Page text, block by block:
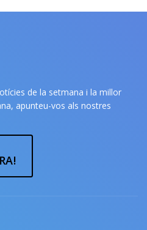
de la setmana i la millor
apunteu-vos als nostres